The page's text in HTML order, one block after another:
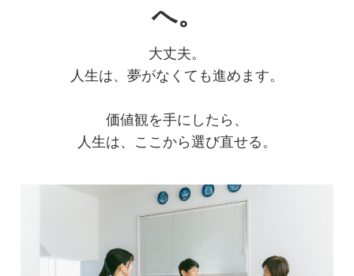
へ。
大丈夫。
人生は、夢がなくても進めます。
価値観を手にしたら、
人生は、ここから選び直せる。